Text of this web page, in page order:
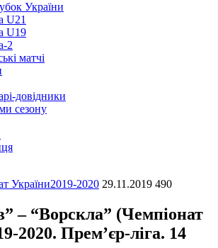
України
U21
U19
2
матчі
довідники
сезону
України2019-2020 29.11.2019 490
– “Ворскла” (Чемпіонат
2020. Прем’єр-ліга. 14